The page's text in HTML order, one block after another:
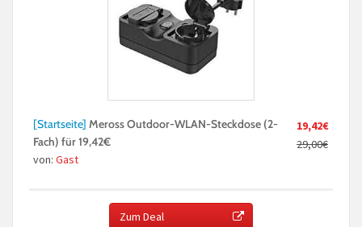
19,42€
29,00€
[Startseite] Meross Outdoor-WLAN-Steckdose (2-
Fach) für 19,42€
von: Gast
Zum Deal